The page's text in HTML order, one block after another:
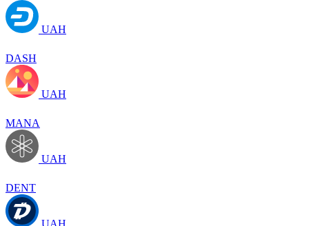
UAH
DASH
UAH
MANA
UAH
DENT
UAH